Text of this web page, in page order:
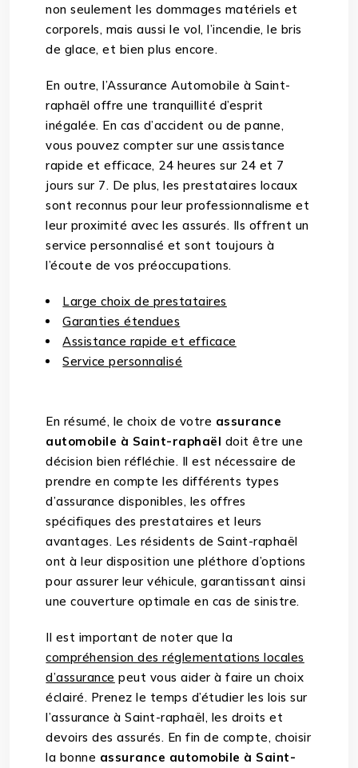
non seulement les dommages matériels et
corporels, mais aussi le vol, l’incendie, le bris
de glace, et bien plus encore.
En outre, l’Assurance Automobile à Saint-
raphaël offre une tranquillité d’esprit
inégalée. En cas d’accident ou de panne,
vous pouvez compter sur une assistance
rapide et efficace, 24 heures sur 24 et 7
jours sur 7. De plus, les prestataires locaux
sont reconnus pour leur professionnalisme et
leur proximité avec les assurés. Ils offrent un
service personnalisé et sont toujours à
l’écoute de vos préoccupations.
Large choix de prestataires
Garanties étendues
Assistance rapide et efficace
Service personnalisé
En résumé, le choix de votre assurance
automobile à Saint-raphaël doit être une
décision bien réfléchie. Il est nécessaire de
prendre en compte les différents types
d’assurance disponibles, les offres
spécifiques des prestataires et leurs
avantages. Les résidents de Saint-raphaël
ont à leur disposition une pléthore d’options
pour assurer leur véhicule, garantissant ainsi
une couverture optimale en cas de sinistre.
Il est important de noter que la
compréhension des réglementations locales
d’assurance peut vous aider à faire un choix
éclairé. Prenez le temps d’étudier les lois sur
l’assurance à Saint-raphaël, les droits et
devoirs des assurés. En fin de compte, choisir
la bonne assurance automobile à Saint-